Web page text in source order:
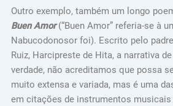
Outro exemplo, também um longo
Buen Amor(“Buen Amor” referia-se à
Nabucodonosor foi). Escrito pelo
Ruiz, Harcipreste de Hita, a narrativa
verdade, não acreditamos que possa
muito extensa e variada, mas é uma
em citações de instrumentos